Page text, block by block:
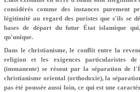
considérés comme des instances purement
légitimité au regard des puristes que s'ils se
bases de départ du futur État islamique
qu'unique.
Dans le christianisme, le conflit entre la
religion et les exigences particularistes
(immanente) se résout par la séparation de
christianisme oriental (orthodoxie), la
pas été poussée aussi loin, ce qui est une